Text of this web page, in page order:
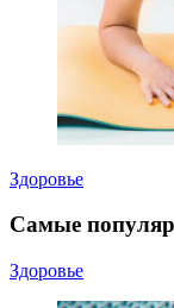
Здоровье
Самые
Здоровье